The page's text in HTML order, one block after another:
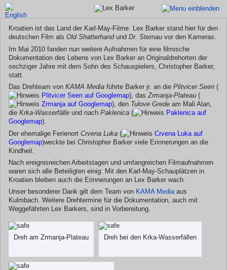
Kroatien ist das Land der Karl-May-Filme. Lex Barker stand hier für den
deutschen Film als Old Shatterhandund Dr. Sternau vor den Kameras.
Im Mai 2010 fanden nun weitere Aufnahmen für eine filmische
Dokumentation des Lebens von Lex Barker an Originaldrehorten der
sechziger Jahre mit dem Sohn des Schauspielers, Christopher Barker,
statt.
Das Drehteam von KAMA Media führte Barker jr. an die Plitvicer Seen (
Plitvicer Seen auf Googlemap), dasZrmanja-Plateau (
Zrmanja auf Googlemap), den Tulove Grede am Mali Alan,
die Krka-Wasserfälle und nach Paklenica (
Paklenica auf
Googlemap).
Der ehemalige Ferienort Crvena Luka (
Crvena Luka auf
Googlemap)weckte bei Christopher Barker viele Erinnerungen an die
Kindheit.
Nach ereignisreichen Arbeitstagen und umfangreichen Filmaufnahmen
waren sich alle Beteiligten einig: Mit den Karl-May-Schauplätzen in
Kroatien bleiben auch die Erinnerungen an Lex Barker wach.
Unser besonderer Dank gilt dem Team von KAMA Mediaaus
Kulmbach. Weitere Drehtermine für die Dokumentation, auch mit
Weggefährten Lex Barkers, sind in Vorbereitung.
Dreh am Zrmanja-Plateau Dreh bei den Krka-Wasserfällen